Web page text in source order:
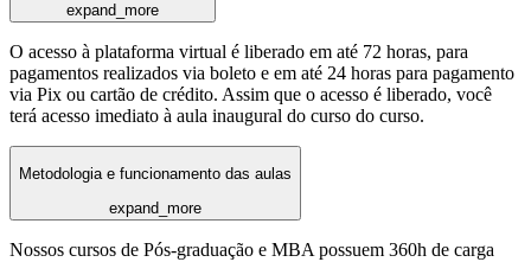
expand_more
O acesso à plataforma virtual é liberado em até 72 horas, para
pagamentos realizados via boleto e em até 24 horas para pagamento
via Pix ou cartão de crédito. Assim que o acesso é liberado, você
terá acesso imediato à aula inaugural do curso do curso.
Metodologia e funcionamento das aulas
expand_more
Nossos cursos de Pós-graduação e MBA possuem 360h de carga